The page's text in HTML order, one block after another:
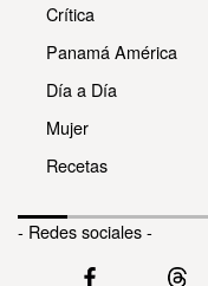
Crítica
Panamá América
Día a Día
Mujer
Recetas
- Redes sociales -